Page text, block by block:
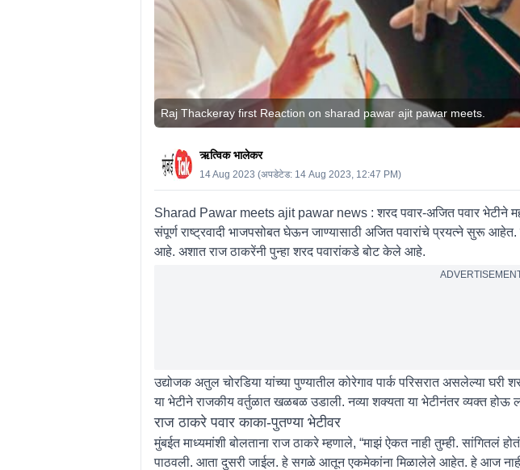
Raj Thackeray first Reaction on sharad pawar ajit pawar meets.
ऋत्विक भालेकर
14 Aug 2023 (अपडेटेड: 14 Aug 2023, 12:47 PM)
Sharad Pawar meets ajit pawar news : शरद पवार-अजित पवार भेटीने
संपूर्ण राष्ट्रवादी भाजपसोबत घेऊन जाण्यासाठी अजित पवारांचे प्रयत्ने सुरू
आहे. अशात राज ठाकरेंनी पुन्हा शरद पवारांकडे बोट केले आहे.
उद्योजक अतुल चोरडिया यांच्या पुण्यातील कोरेगाव पार्क परिसरात असलेल्या
या भेटीने राजकीय वर्तुळात खळबळ उडाली. नव्या शक्यता या भेटीनंतर व्यक्त
राज ठाकरे पवार काका-पुतण्या भेटीवर
मुंबईत माध्यमांशी बोलताना राज ठाकरे म्हणाले, “माझं ऐकत नाही तुम्ही. सांगितलं
पाठवली. आता दुसरी जाईल. हे सगळे आतून एकमेकांना मिळालेले आहेत. हे आज